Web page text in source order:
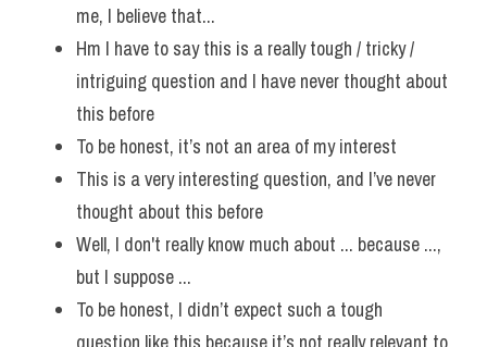
me, I believe that...
Hm I have to say this is a really tough / tricky /
intriguing question and I have never thought about
this before
To be honest, it’s not an area of my interest
This is a very interesting question, and I’ve never
thought about this before
Well, I don't really know much about ... because ...,
but I suppose ...
To be honest, I didn’t expect such a tough